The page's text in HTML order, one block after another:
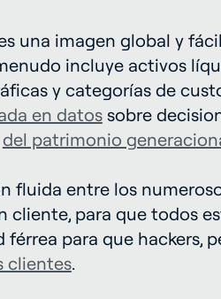
una imagen global y
incluye activos
y categorías de
en datossobre
del patrimonio
fluida entre los
cliente, para que todos
para que hackers,
clientes.